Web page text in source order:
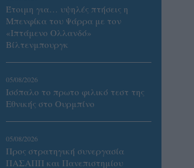
Έτοιμη για… υψηλές πτήσεις η
Μπενφίκα του Ψάρρα με τον
«Ιπτάμενο Ολλανδό»
Βίλτενμπουργκ
05/08/2026
Ισόπαλο το πρωτο φιλικό τεστ της
Εθνικής στο Ουρμπίνο
05/08/2026
Προς στρατηγική συνεργασία
ΠΑΣΑΠΠ και Πανεπιστημίου